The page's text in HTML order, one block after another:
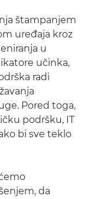
štampanjem
uređaja kroz
u
učinka,
radi
Pored toga,
podršku, IT
bi sve teklo
da